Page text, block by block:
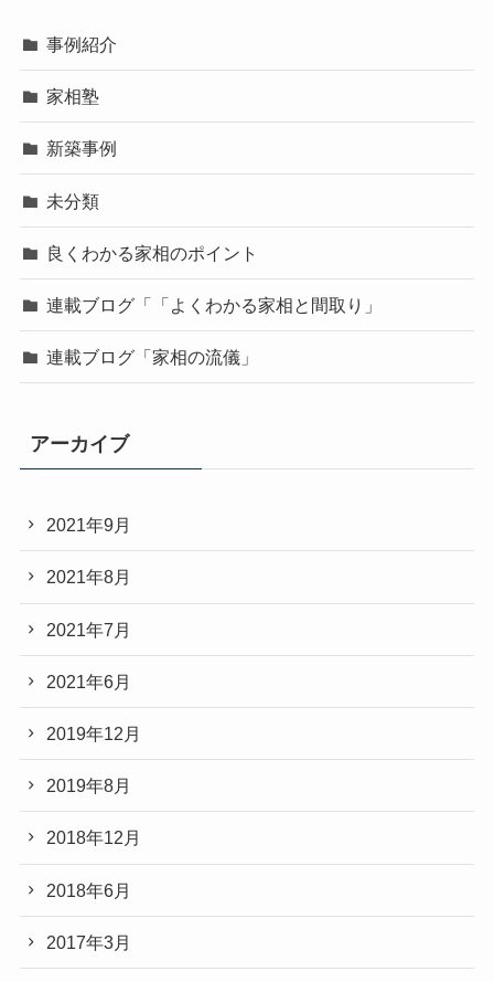
事例紹介
家相塾
新築事例
未分類
良くわかる家相のポイント
連載ブログ「「よくわかる家相と間取り」
連載ブログ「家相の流儀」
アーカイブ
2021年9月
2021年8月
2021年7月
2021年6月
2019年12月
2019年8月
2018年12月
2018年6月
2017年3月